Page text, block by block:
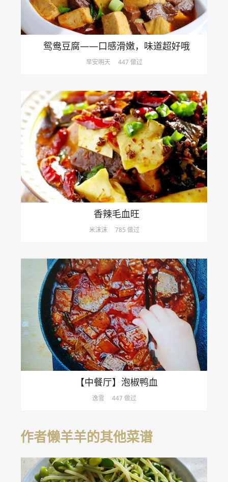
鸳鸯豆腐——口感滑嫩，味道超好哦
早安明天 447 做过
香辣毛血旺
米沫沫 785 做过
【中餐厅】泡椒鸭血
逸雪 447 做过
作者懒羊羊的其他菜谱